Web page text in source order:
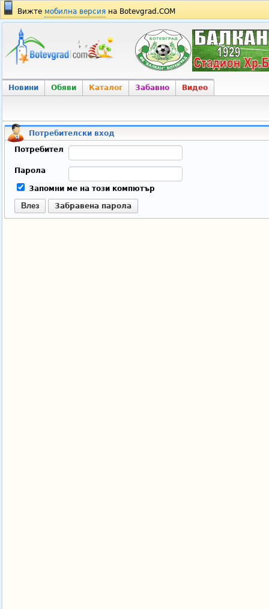
Вижте мобилна версия на Botevgrad.COM
Новини Обяви Каталог Забавно Видео
Потребителски вход
Потребител
Парола
Запомни ме на този компютър
Влез Забравена парола